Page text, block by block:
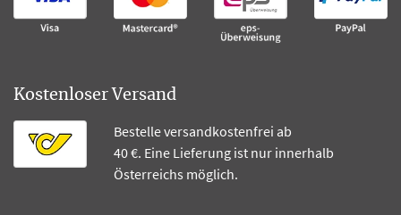
Kostenloser Versand
Bestelle versandkostenfrei ab
40 €. Eine Lieferung ist nur innerhalb
Österreichs möglich.